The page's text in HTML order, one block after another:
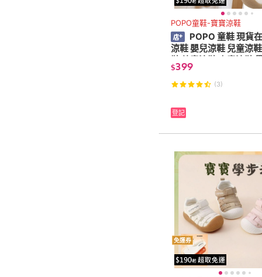
POPO童鞋-寶寶涼鞋
POPO 童鞋 現貨
涼鞋 嬰兒涼鞋 兒童涼
鞋 幼童涼鞋 小童涼鞋
寶鞋 嬰兒鞋 寶寶鞋子
$399
(3)
登記
免運券